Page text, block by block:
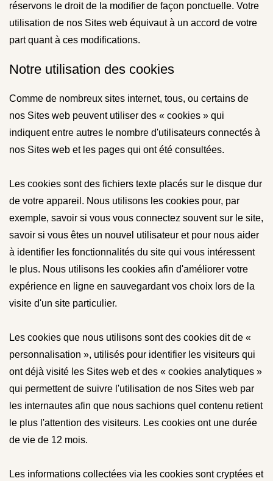
réservons le droit de la modifier de façon ponctuelle. Votre
utilisation de nos Sites web équivaut à un accord de votre
part quant à ces modifications.
Notre utilisation des cookies
Comme de nombreux sites internet, tous, ou certains de
nos Sites web peuvent utiliser des « cookies » qui
indiquent entre autres le nombre d'utilisateurs connectés à
nos Sites web et les pages qui ont été consultées.
Les cookies sont des fichiers texte placés sur le disque dur
de votre appareil. Nous utilisons les cookies pour, par
exemple, savoir si vous vous connectez souvent sur le site,
savoir si vous êtes un nouvel utilisateur et pour nous aider
à identifier les fonctionnalités du site qui vous intéressent
le plus. Nous utilisons les cookies afin d'améliorer votre
expérience en ligne en sauvegardant vos choix lors de la
visite d'un site particulier.
Les cookies que nous utilisons sont des cookies dit de «
personnalisation », utilisés pour identifier les visiteurs qui
ont déjà visité les Sites web et des « cookies analytiques »
qui permettent de suivre l'utilisation de nos Sites web par
les internautes afin que nous sachions quel contenu retient
le plus l'attention des visiteurs. Les cookies ont une durée
de vie de 12 mois.
Les informations collectées via les cookies sont cryptées et